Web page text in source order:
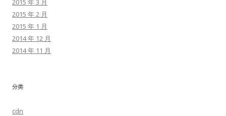
2015 年 3 月
2015 年 2 月
2015 年 1 月
2014 年 12 月
2014 年 11 月
分类
cdn